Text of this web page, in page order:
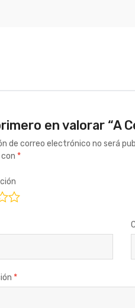
en valorar “A
de correo electrónico no será
*
*